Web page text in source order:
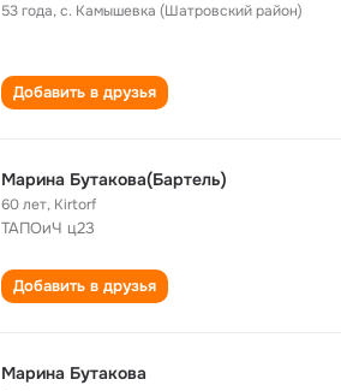
53 года,с. Камышевка (Шатровский район)
Добавить в друзья
Марина Бутакова(Бартель)
60 лет, Kirtorf
ТАПОиЧ ц23
Добавить в друзья
Марина Бутакова